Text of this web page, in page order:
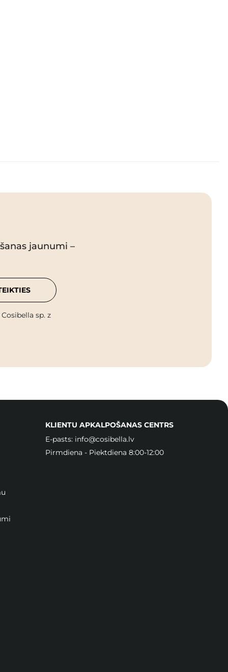
jaunumi –
sp. z
KLIENTU APKALPOŠANAS CENTRS
E-pasts: info@cosibella.lv
Pirmdiena - Piektdiena 8:00-12:00